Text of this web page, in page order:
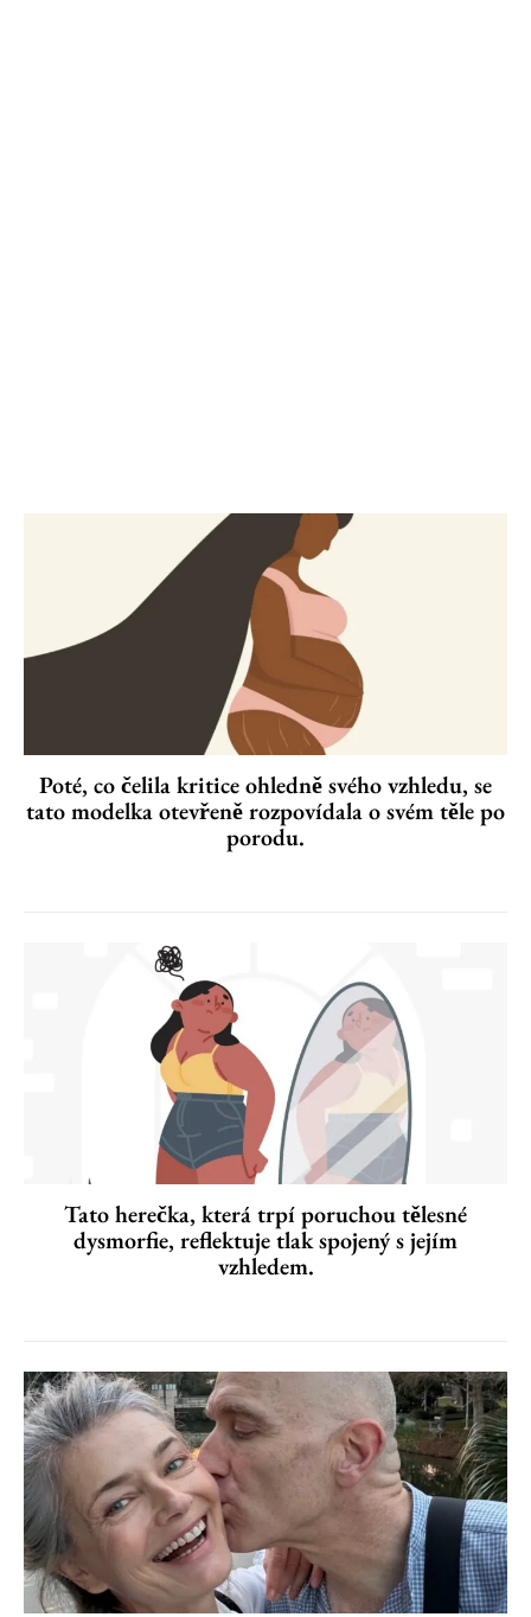
Poté, co čelila kritice ohledně svého vzhledu, se
tato modelka otevřeně rozpovídala o svém těle po
porodu.
Tato herečka, která trpí poruchou tělesné
dysmorfie, reflektuje tlak spojený s jejím
vzhledem.